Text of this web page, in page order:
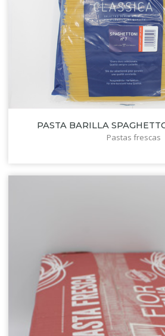
PASTA BARILLA
Pastas frescas